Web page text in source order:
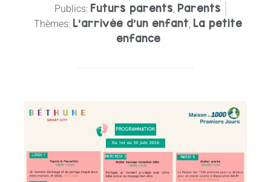
Publics: Futurs parents Parents
Thèmes: L'arrivée d'un enfant La petite
enfance